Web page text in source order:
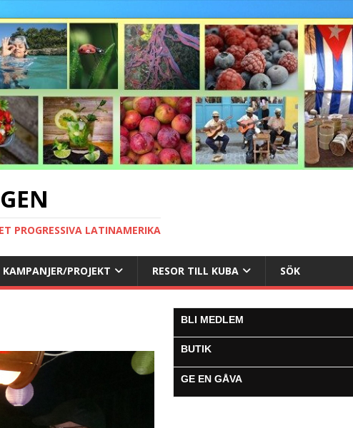
PROGRESSIVA LATINAMERIKA
KAMPANJER/PROJEKT RESOR TILL KUBA SÖK
BLI MEDLEM
BUTIK
GE EN GÅVA